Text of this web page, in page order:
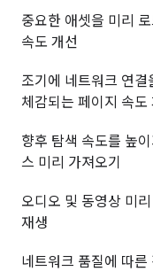
중요한 애셋을 미리
속도 개선
조기에 네트워크 연결
체감되는 페이지 속도
향후 탐색 속도를 높
스 미리 가져오기
오디오 및 동영상 미
재생
네트워크 품질에 따른